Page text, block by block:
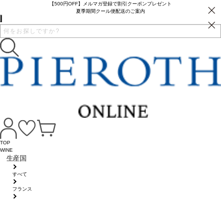
【500円OFF】メルマガ登録で割引クーポンプレゼント
夏季期間クール便配送のご案内
TOP
WINE
生産国
すべて
フランス